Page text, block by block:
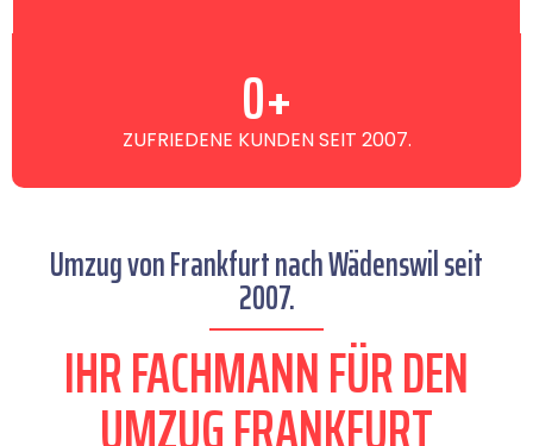
ZUFRIEDENE KUNDEN SEIT 2007.
0+
Umzug von Frankfurt nach Wädenswil seit
2007.
IHR FACHMANN FÜR DEN